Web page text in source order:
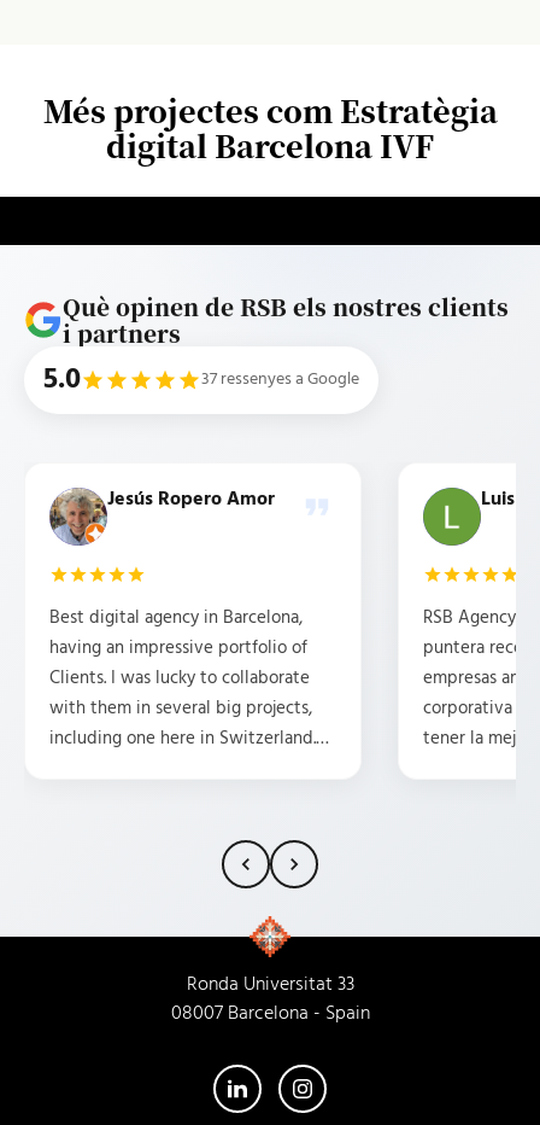
Més projectes com Estratègia
digital Barcelona IVF
Què opinen de RSB els nostres clients
i partners
5.0 37 ressenyes a Google
Jesús Ropero Amor
Best digital agency in Barcelona,
having an impressive portfolio of
Clients. I was lucky to collaborate
with them in several big projects,
including one here in Switzerland.
Luis
RSB Agency
puntera
empresas
corporativa y
tener la mejor
Ronda Universitat 33
08007 Barcelona - Spain